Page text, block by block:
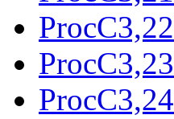
ProcC3,22
ProcC3,23
ProcC3,24